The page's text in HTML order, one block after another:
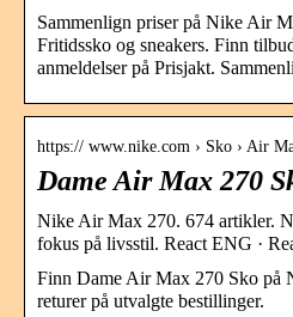
Sammenlign priser på Nike Air
Fritidssko og sneakers. Finn
anmeldelser på Prisjakt.
https:// www.nike.com › Sko › Air
Dame Air Max 270
Nike Air Max 270. 674 artikler.
fokus på livsstil. React ENG ·
Finn Dame Air Max 270 Sko på
returer på utvalgte bestillinger.